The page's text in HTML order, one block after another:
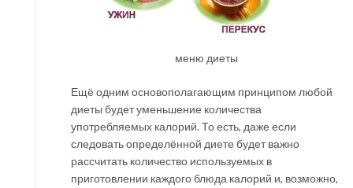
меню диеты
Ещё одним основополагающим принципом любой
диеты будет уменьшение количества
употребляемых калорий. То есть, даже если
следовать определённой диете будет важно
рассчитать количество используемых в
приготовлении каждого блюда калорий и, возможно,